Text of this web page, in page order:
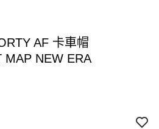
AF 卡車帽
MAP NEW ERA